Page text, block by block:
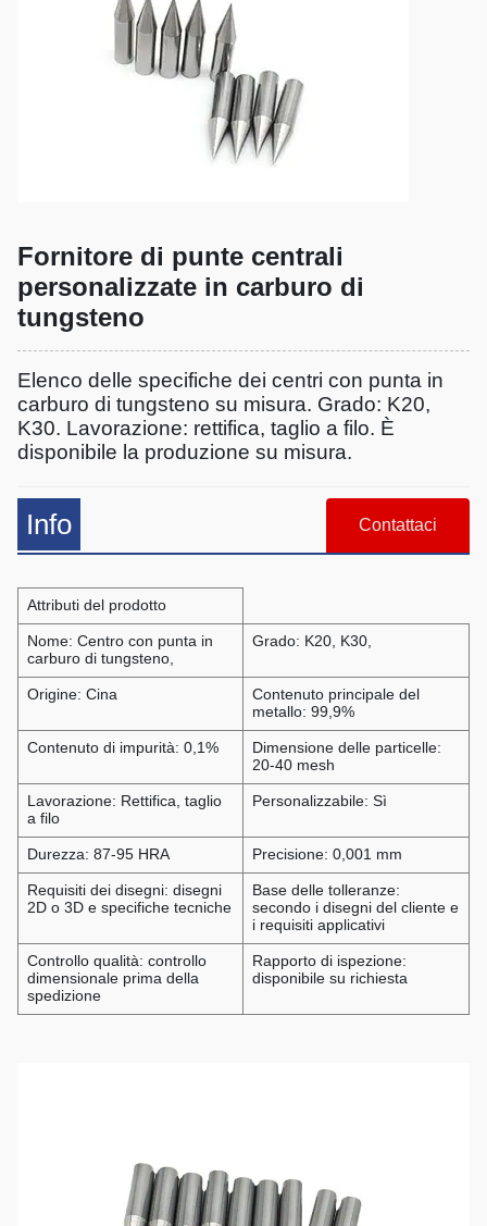
Fornitore di punte centrali
personalizzate in carburo di
tungsteno
Elenco delle specifiche dei centri con punta in
carburo di tungsteno su misura. Grado: K20,
K30. Lavorazione: rettifica, taglio a filo. È
disponibile la produzione su misura.
Info Contattaci
Attributi del prodotto
Nome: Centro con punta in
carburo di tungsteno,
Grado: K20, K30,
Origine: Cina
Contenuto principale del
metallo: 99,9%
Contenuto di impurità: 0,1%
Dimensione delle particelle:
20-40 mesh
Lavorazione: Rettifica, taglio
a filo
Personalizzabile: Sì
Durezza: 87-95 HRA Precisione: 0,001 mm
Requisiti dei disegni: disegni
2D o 3D e specifiche tecniche
Base delle tolleranze:
secondo i disegni del cliente e
i requisiti applicativi
Controllo qualità: controllo
dimensionale prima della
spedizione
Rapporto di ispezione:
disponibile su richiesta